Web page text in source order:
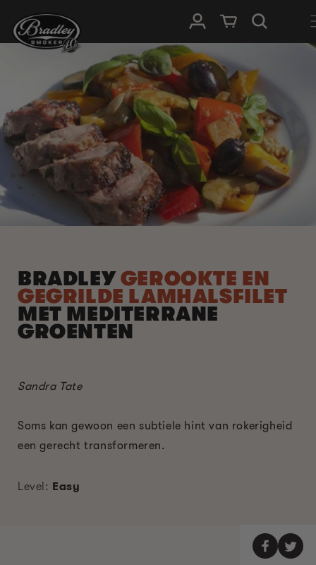
NAAR DE
CONTENT
InloggenWinkelwagen
BRADLEYGEROOKTE EN
GEGRILDE LAMHALSFILET
MET MEDITERRANE
GROENTEN
Sandra Tate
Soms kan gewoon een subtiele hint van rokerigheid
een gerecht transformeren.
Level: Easy